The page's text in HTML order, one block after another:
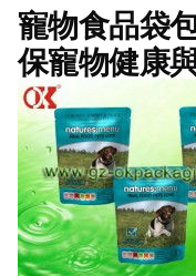
寵物食品袋
保寵物健康